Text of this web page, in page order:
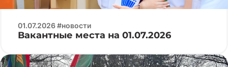
01.07.2026 #новости
Вакантные места на 01.07.2026